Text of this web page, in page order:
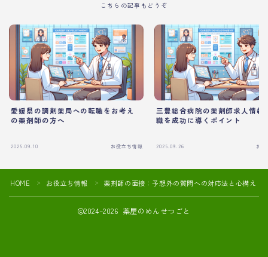
こちらの記事もどうぞ
愛媛県の調剤薬局への転職をお考え
の薬剤師の方へ
2025.09.10 お役立ち情報
三豊総合病院の薬剤師求人情報
職を成功に導くポイント
2025.09.26 お
HOME ＞ お役立ち情報 ＞ 薬剤師の面接：予想外の質問への対応法と心構え
2024–2026 薬屋のめんせつごと